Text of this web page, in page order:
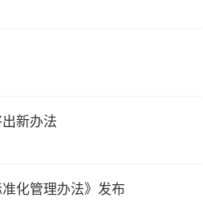
新办法
化管理办法》发布